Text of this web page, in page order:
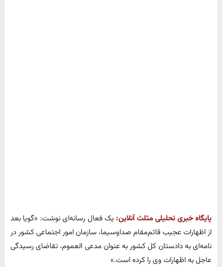
پایگاه خبری تحلیلی مثلث آنلاین: یک فعال رسانه‌ای نوشت: «گویا بعد
از اظهارات عجیب قائم‌مقام صداوسیما، سازمان امور اجتماعی کشور در
نامه‌ای به دادستان کل کشور به عنوان مدعی العموم، تقاضای رسیدگی
عاجل به اظهارات وی را کرده است.»